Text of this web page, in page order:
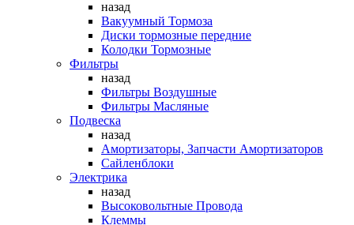
назад
Вакуумный Тормоза
Диски тормозные передние
Колодки Тормозные
Фильтры
назад
Фильтры Воздушные
Фильтры Масляные
Подвеска
назад
Амортизаторы, Запчасти Амортизаторов
Сайленблоки
Электрика
назад
Высоковольтные Провода
Клеммы